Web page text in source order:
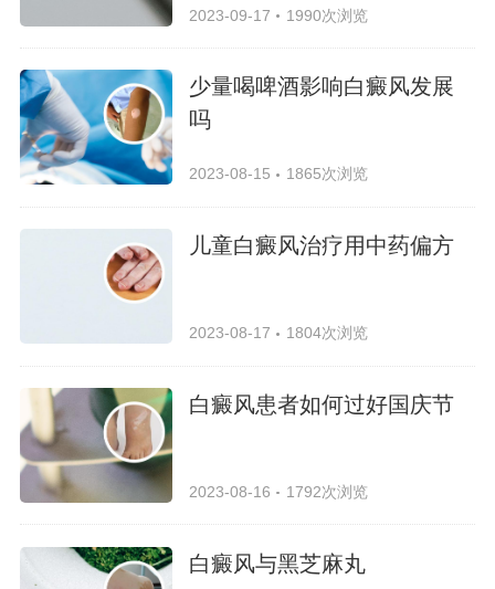
2023-09-17 1990次浏览
少量喝啤酒影响白癜风发展
吗
2023-08-15 1865次浏览
儿童白癜风治疗用中药偏方
2023-08-17 1804次浏览
白癜风患者如何过好国庆节
2023-08-16 1792次浏览
白癜风与黑芝麻丸